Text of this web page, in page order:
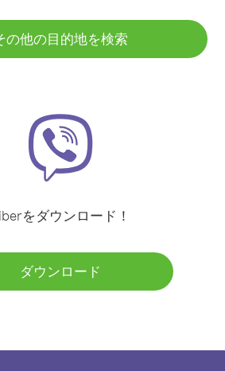
の他の目的地を検索
をダウンロード！
ダウンロード